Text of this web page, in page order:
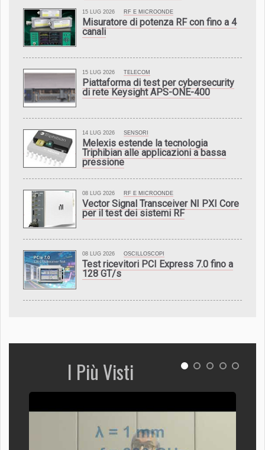
15 LUG 2026 RF E MICROONDE
Misuratore di potenza RF con fino a 4
canali
15 LUG 2026 TELECOM
Piattaforma di test per cybersecurity
di rete Keysight APS-ONE-400
14 LUG 2026 SENSORI
Melexis estende la tecnologia
Triphibian alle applicazioni a bassa
pressione
08 LUG 2026 RF E MICROONDE
Vector Signal Transceiver NI PXI Core
per il test dei sistemi RF
08 LUG 2026 OSCILLOSCOPI
Test ricevitori PCI Express 7.0 fino a
128 GT/s
I Più Visti